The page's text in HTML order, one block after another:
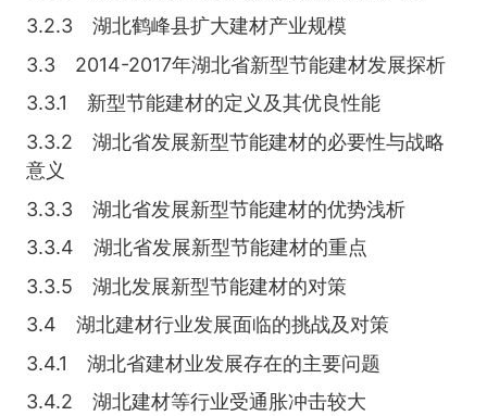
3.2.3 湖北鹤峰县扩大建材产业规模
3.3 2014-2017年湖北省新型节能建材发展探析
3.3.1 新型节能建材的定义及其优良性能
3.3.2 湖北省发展新型节能建材的必要性与战略
意义
3.3.3 湖北省发展新型节能建材的优势浅析
3.3.4 湖北省发展新型节能建材的重点
3.3.5 湖北发展新型节能建材的对策
3.4 湖北建材行业发展面临的挑战及对策
3.4.1 湖北省建材业发展存在的主要问题
3.4.2 湖北建材等行业受通胀冲击较大